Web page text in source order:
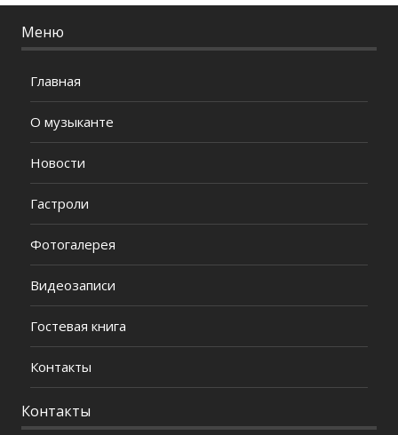
Меню
Главная
О музыканте
Новости
Гастроли
Фотогалерея
Видеозаписи
Гостевая книга
Контакты
Контакты